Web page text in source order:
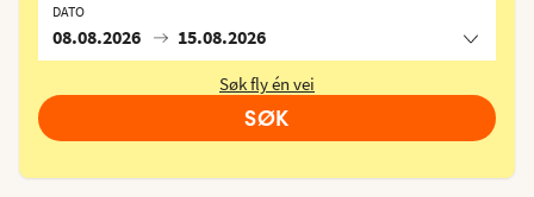
DATO
08.08.2026 15.08.2026
Søk fly én vei
SØK